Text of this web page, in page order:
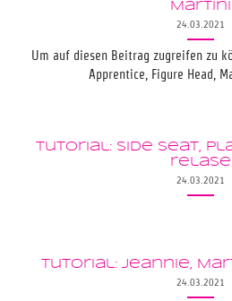
Martini
24.03.2021
Um auf diesen Beitrag zugreifen zu
Apprentice, Figure Head,
Tutorial: Side seat,
relase
24.03.2021
Tutorial: Jeannie,
24.03.2021